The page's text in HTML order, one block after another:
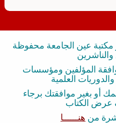
عين الجامعة محفوظة
والناشرين
المؤلفين ومؤسسات
العلمية
أو بغير موافقتك برجاء
عرض الكتاب
من هنــــــا